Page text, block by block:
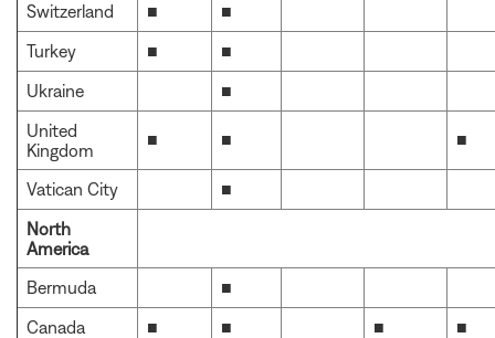
Switzerland
■
■
Turkey
■
■
Ukraine
■
United
Kingdom
■ ■ ■
Vatican City
■
North
America
Bermuda
■
Canada
■ ■ ■
■